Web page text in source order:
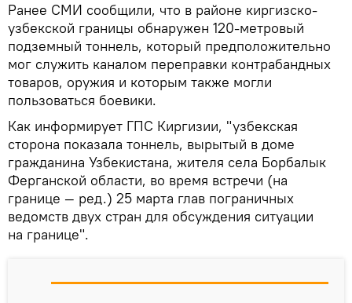
Ранее СМИ сообщили, что в районе киргизско-
узбекской границы обнаружен 120-метровый
подземный тоннель, который предположительно
мог служить каналом переправки контрабандных
товаров, оружия и которым также могли
пользоваться боевики.
Как информирует ГПС Киргизии, "узбекская
сторона показала тоннель, вырытый в доме
гражданина Узбекистана, жителя села Борбалык
Ферганской области, во время встречи (на
границе — ред.) 25 марта глав пограничных
ведомств двух стран для обсуждения ситуации
на границе".